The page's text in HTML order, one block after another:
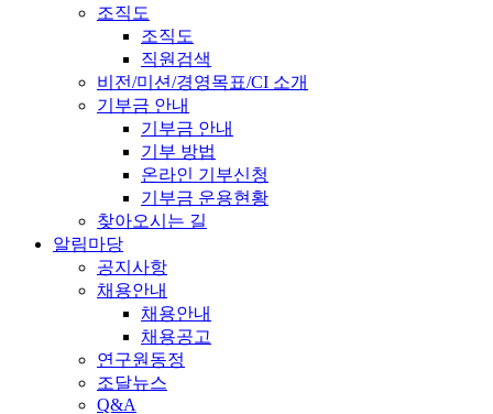
조직도
조직도
직원검색
비전/미션/경영목표/CI 소개
기부금 안내
기부금 안내
기부 방법
온라인 기부신청
기부금 운용현황
찾아오시는 길
알림마당
공지사항
채용안내
채용안내
채용공고
연구원동정
조달뉴스
Q&A